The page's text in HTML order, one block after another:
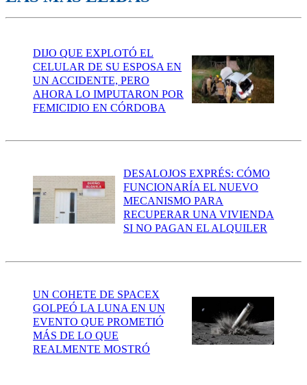
DIJO QUE EXPLOTÓ EL
CELULAR DE SU ESPOSA EN
UN ACCIDENTE, PERO
AHORA LO IMPUTARON POR
FEMICIDIO EN CÓRDOBA
DESALOJOS EXPRÉS: CÓMO
FUNCIONARÍA EL NUEVO
MECANISMO PARA
RECUPERAR UNA VIVIENDA
SI NO PAGAN EL ALQUILER
UN COHETE DE SPACEX
GOLPEÓ LA LUNA EN UN
EVENTO QUE PROMETIÓ
MÁS DE LO QUE
REALMENTE MOSTRÓ